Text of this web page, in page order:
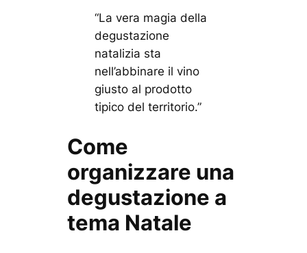
“La vera magia della
degustazione
natalizia sta
nell’abbinare il vino
giusto al prodotto
tipico del territorio.”
Come
organizzare una
degustazione a
tema Natale